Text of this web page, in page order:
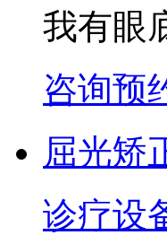
我有眼
咨询预
屈光矫
诊疗设